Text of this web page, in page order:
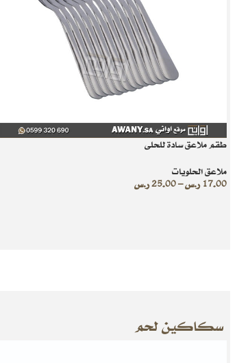
طقم ملاعق سادة للحلى
ملاعق الحلويات
17.00 ر.س–
25.00ر.س
سكاكين لحم